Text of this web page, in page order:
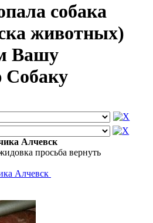
собака
животных)
Вашу
Алчевск
просьба вернуть
Алчевск